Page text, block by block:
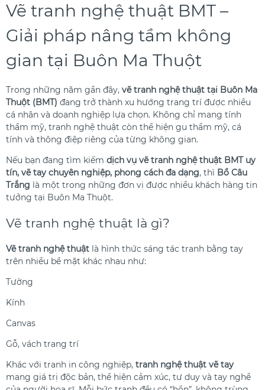
Vẽ tranh nghệ thuật BMT –
Giải pháp nâng tầm không
gian tại Buôn Ma Thuột
Trong những năm gần đây, vẽ tranh nghệ thuật tại Buôn Ma
Thuột (BMT) đang trở thành xu hướng trang trí được nhiều
cá nhân và doanh nghiệp lựa chọn. Không chỉ mang tính
thẩm mỹ, tranh nghệ thuật còn thể hiện gu thẩm mỹ, cá
tính và thông điệp riêng của từng không gian.
Nếu bạn đang tìm kiếm dịch vụ vẽ tranh nghệ thuật BMT uy
tín, vẽ tay chuyên nghiệp, phong cách đa dạng, thì Bồ Câu
Trắng là một trong những đơn vị được nhiều khách hàng tin
tưởng tại Buôn Ma Thuột.
Vẽ tranh nghệ thuật là gì?
Vẽ tranh nghệ thuật là hình thức sáng tác tranh bằng tay
trên nhiều bề mặt khác nhau như:
Tường
Kính
Canvas
Gỗ, vách trang trí
Khác với tranh in công nghiệp, tranh nghệ thuật vẽ tay
mang giá trị độc bản, thể hiện cảm xúc, tư duy và tay nghề